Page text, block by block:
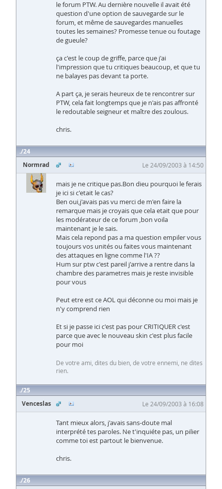
le forum PTW. Au dernière nouvelle il avait été
question d'une option de sauvegarde sur le
forum, et même de sauvegardes manuelles
toutes les semaines? Promesse tenue ou foutage
de gueule?
ça c'est le coup de griffe, parce que j'ai
l'impression que tu critiques beaucoup, et que tu
ne balayes pas devant ta porte.
A part ça, je serais heureux de te rencontrer sur
PTW, cela fait longtemps que je n'ais pas affronté
le redoutable seigneur et maître des zoulous.
chris.
24
Normrad
Le 24/09/2003 à 14:50
mais je ne critique pas.Bon dieu pourquoi le ferais
je ici si c'etait le cas?
Ben oui,j'avais pas vu merci de m'en faire la
remarque mais je croyais que cela etait que pour
les modérateur de ce forum ,bon voila
maintenant je le sais.
Mais cela repond pas a ma question empiler vous
toujours vos unités ou faites vous maintenant
des attaques en ligne comme l'IA ??
Hum sur ptw c'est pareil j'arrive a rentre dans la
chambre des parametres mais je reste invisible
pour vous
Peut etre est ce AOL qui déconne ou moi mais je
n'y comprend rien
Et si je passe ici c'est pas pour CRITIQUER c'est
parce que avec le nouveau skin c'est plus facile
pour moi
De votre ami, dites du bien, de votre ennemi, ne dites
rien.
25
Venceslas
Le 24/09/2003 à 16:08
Tant mieux alors, j'avais sans-doute mal
interprété tes paroles. Ne t'inquiéte pas, un pilier
comme toi est partout le bienvenue.
chris.
26